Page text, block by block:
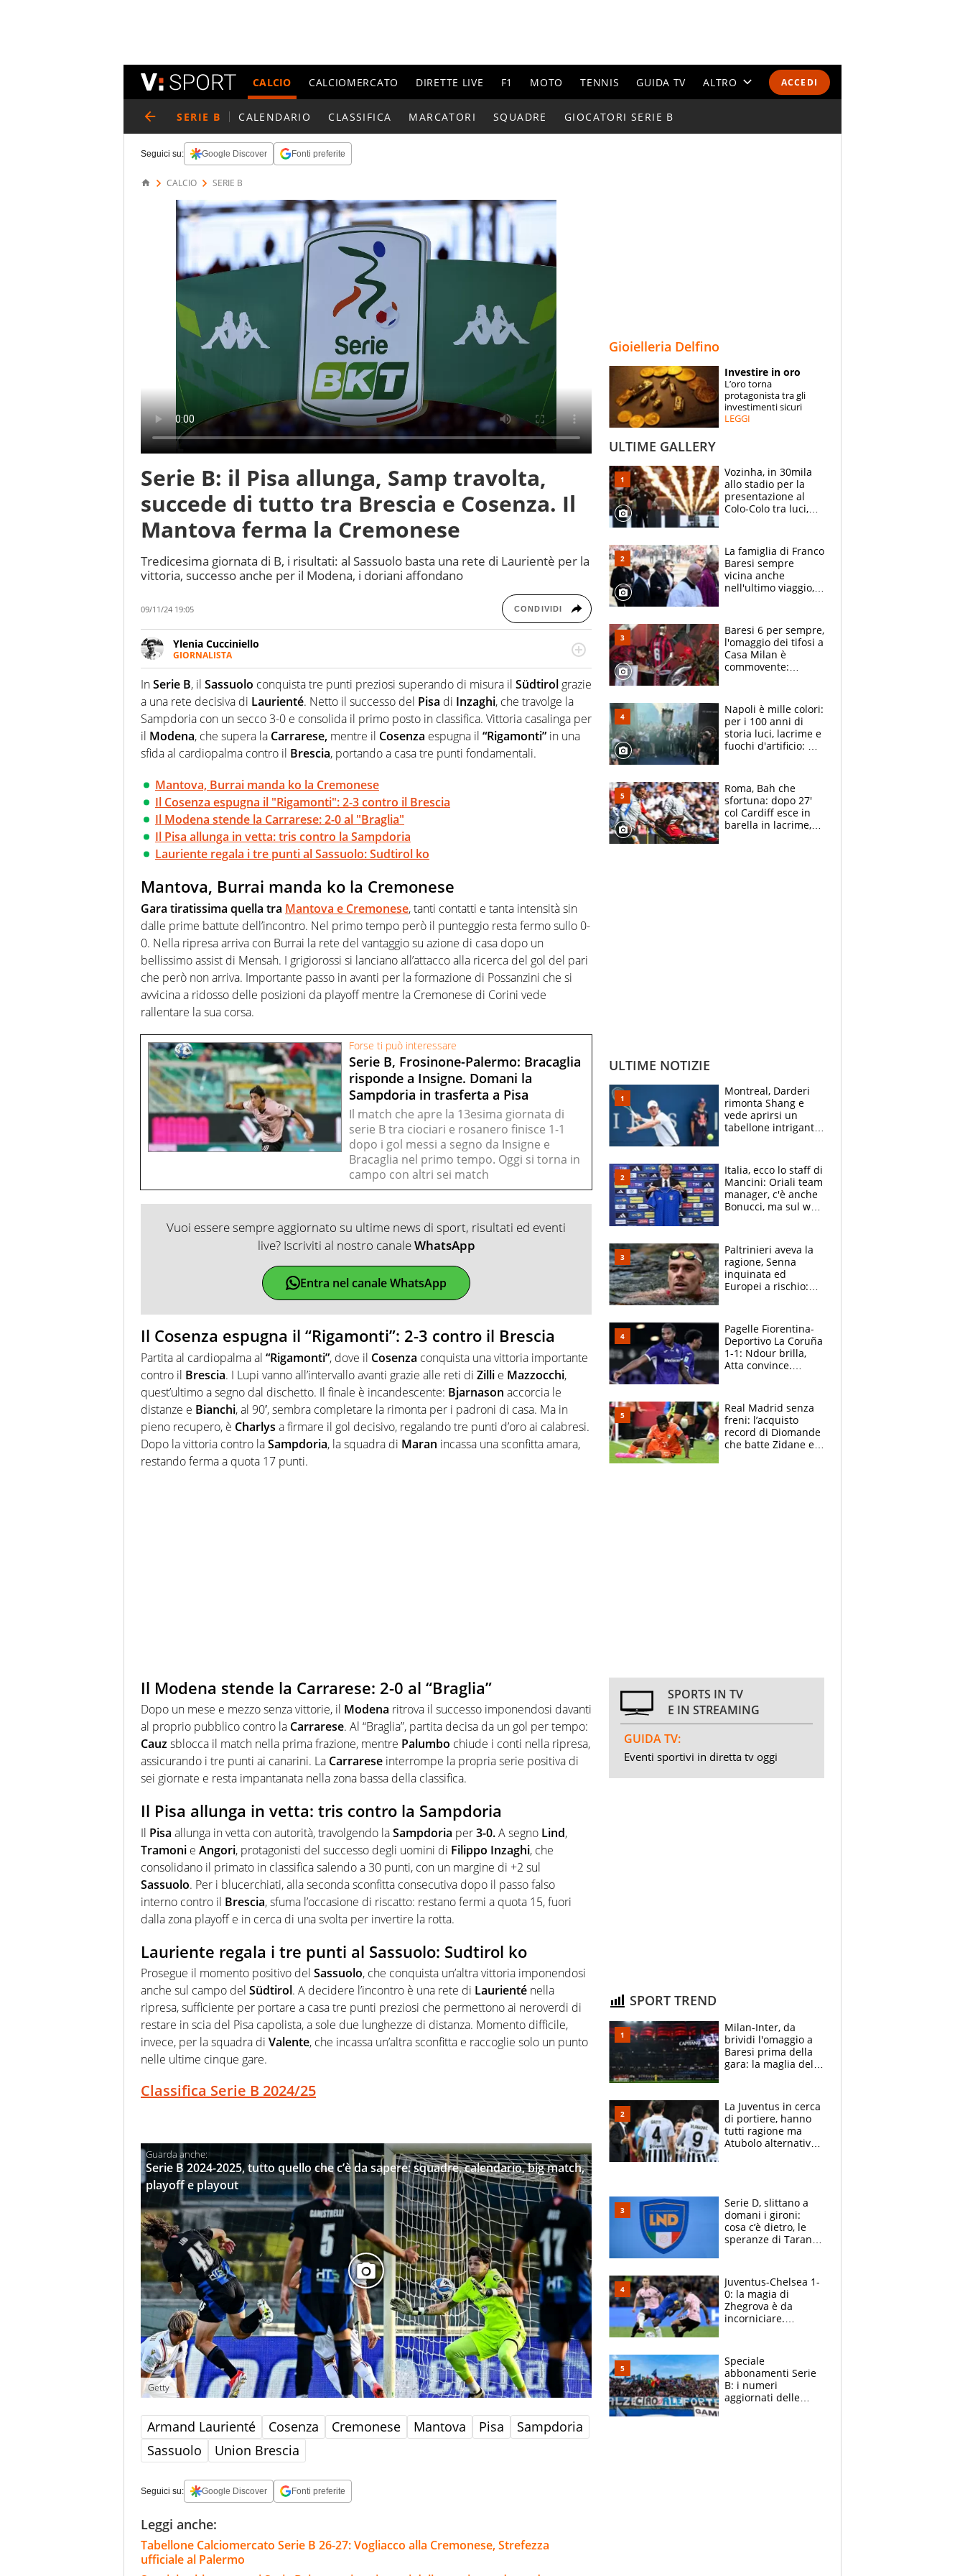
ACCEDI
CALCIO CALCIOMERCATO DIRETTE LIVE F1 MOTO TENNIS GUIDA TV ALTRO
ESPERTI
CONTATTI
SERIE B CALENDARIO CLASSIFICA MARCATORI SQUADRE GIOCATORI SERIE B
Seguici su: Google Discover Fonti preferite
CALCIO SERIE B
Serie B: il Pisa allunga, Samp travolta,
succede di tutto tra Brescia e Cosenza. Il
Mantova ferma la Cremonese
Tredicesima giornata di B, i risultati: al Sassuolo basta una rete di Laurientè per la
vittoria, successo anche per il Modena, i doriani affondano
09/11/24 19:05 CONDIVIDI
Ylenia Cucciniello
GIORNALISTA
Appassionatissima di tutto lo sport: scrive di calcio giocato ma non rinuncia allo
sguardo sull'extra campo, dove spesso si trovano risposte che il rettangolo verde non
riesce a restituire
InSerie B, il Sassuolo conquista tre punti preziosi superando di misura il Südtirol grazie
a una rete decisiva di Laurienté. Netto il successo del Pisa di Inzaghi, che travolge la
Sampdoria con un secco 3-0 e consolida il primo posto in classifica. Vittoria casalinga per
il Modena, che supera la Carrarese, mentre il Cosenza espugna il “Rigamonti” in una
sfida al cardiopalma contro il Brescia, portando a casa tre punti fondamentali.
Mantova, Burrai manda ko la Cremonese
Il Cosenza espugna il "Rigamonti": 2-3 contro il Brescia
Il Modena stende la Carrarese: 2-0 al "Braglia"
Il Pisa allunga in vetta: tris contro la Sampdoria
Lauriente regala i tre punti al Sassuolo: Sudtirol ko
Mantova, Burrai manda ko la Cremonese
Gara tiratissima quella tra Mantova e Cremonese, tanti contatti e tanta intensità sin
dalle prime battute dell’incontro. Nel primo tempo però il punteggio resta fermo sullo 0-
0. Nella ripresa arriva con Burrai la rete del vantaggio su azione di casa dopo un
bellissimo assist di Mensah. I grigiorossi si lanciano all’attacco alla ricerca del gol del pari
che però non arriva. Importante passo in avanti per la formazione di Possanzini che si
avvicina a ridosso delle posizioni da playoff mentre la Cremonese di Corini vede
rallentare la sua corsa.
Forse ti può interessare
Serie B, Frosinone-Palermo: Bracaglia
risponde a Insigne. Domani la
Sampdoria in trasferta a Pisa
Il match che apre la 13esima giornata di
serie B tra ciociari e rosanero finisce 1-1
dopo i gol messi a segno da Insigne e
Bracaglia nel primo tempo. Oggi si torna in
campo con altri sei match
Vuoi essere sempre aggiornato su ultime news di sport, risultati ed eventi
live? Iscriviti al nostro canaleWhatsApp
Entra nel canale WhatsApp
Il Cosenza espugna il “Rigamonti”: 2-3 contro il Brescia
Partita al cardiopalma al “Rigamonti”, dove il Cosenza conquista una vittoria importante
contro il Brescia. I Lupi vanno all’intervallo avanti grazie alle reti di Zilli e Mazzocchi,
quest’ultimo a segno dal dischetto. Il finale è incandescente: Bjarnason accorcia le
distanze e Bianchi, al 90′, sembra completare la rimonta per i padroni di casa. Ma in
pieno recupero, è Charlys a firmare il gol decisivo, regalando tre punti d’oro ai calabresi.
Dopo la vittoria contro laSampdoria, la squadra di Maran incassa una sconfitta amara,
restando ferma a quota 17 punti.
Il Modena stende la Carrarese: 2-0 al “Braglia”
Dopo un mese e mezzo senza vittorie, il Modena ritrova il successo imponendosi davanti
al proprio pubblico contro la Carrarese. Al “Braglia”, partita decisa da un gol per tempo:
Cauzsblocca il match nella prima frazione, mentre Palumbo chiude i conti nella ripresa,
assicurando i tre punti ai canarini. La Carrarese interrompe la propria serie positiva di
sei giornate e resta impantanata nella zona bassa della classifica.
Il Pisa allunga in vetta: tris contro la Sampdoria
Il Pisa allunga in vetta con autorità, travolgendo laSampdoria per3-0.A segno Lind,
Tramoni e Angori, protagonisti del successo degli uomini di Filippo Inzaghi, che
consolidano il primato in classifica salendo a 30 punti, con un margine di +2 sul
Sassuolo. Per i blucerchiati, alla seconda sconfitta consecutiva dopo il passo falso
interno contro il Brescia, sfuma l’occasione di riscatto: restano fermi a quota 15, fuori
dalla zona playoff e in cerca di una svolta per invertire la rotta.
Lauriente regala i tre punti al Sassuolo: Sudtirol ko
Prosegue il momento positivo del Sassuolo, che conquista un’altra vittoria imponendosi
anche sul campo del Südtirol. A decidere l’incontro è una rete di Laurienté nella
ripresa, sufficiente per portare a casa tre punti preziosi che permettono ai neroverdi di
restare in scia del Pisa capolista, a sole due lunghezze di distanza. Momento difficile,
invece, per la squadra di Valente, che incassa un’altra sconfitta e raccoglie solo un punto
nelle ultime cinque gare.
Classifica Serie B 2024/25
Serie B 2024-2025, tutto quello che c’è da sapere: squadre, calendario, big match,
playoff e playout
Getty
Armand Laurienté Cosenza Cremonese Mantova Pisa
Sampdoria
Sassuolo
Union Brescia
Seguici su: Google Discover Fonti preferite
Leggi anche:
Tabellone Calciomercato Serie B 26-27: Vogliacco alla Cremonese, Strefezza
ufficiale al Palermo
Gioielleria Delfino
Investire in oro
L’oro torna
protagonista tra gli
investimenti sicuri
LEGGI
ULTIME GALLERY
Vozinha, in 30mila
allo stadio per la
presentazione al
Colo-Colo tra luci,
La famiglia di Franco
Baresi sempre
vicina anche
nell'ultimo viaggio,
circondati
dall'affetto dei tifosi
Baresi 6 per sempre,
l'omaggio dei tifosi a
Casa Milan è
commovente:
bigliettini
Napoli è mille colori:
per i 100 anni di
storia luci, lacrime e
fuochi d'artificio: De
Roma, Bah che
sfortuna: dopo 27'
col Cardiff esce in
barella in lacrime,
ULTIME NOTIZIE
Montreal, Darderi
rimonta Shang e
vede aprirsi un
tabellone intrigante:
felice del mio livello"
Italia, ecco lo staff di
Mancini: Oriali team
manager, c'è anche
Bonucci, ma sul web
Paltrinieri aveva la
ragione, Senna
inquinata ed
Europei a rischio:
adesso
Pagelle Fiorentina-
Deportivo La Coruña
1-1: Ndour brilla,
Atta convince.
Real Madrid senza
freni: l’acquisto
record di Diomande
che batte Zidane e
SPORTS IN TV
E IN STREAMING
GUIDA TV:
Eventi sportivi in diretta tv oggi
SPORT TREND
Milan-Inter, da
brividi l'omaggio a
Baresi prima della
gara: la maglia del
La Juventus in cerca
di portiere, hanno
tutti ragione ma
Atubolo alternativa
Serie D, slittano a
domani i gironi:
cosa c’è dietro, le
speranze di Taranto
Juventus-Chelsea 1-
0: la magia di
Zhegrova è da
incorniciare.
ancora, la porta
inviolata
Speciale
abbonamenti Serie
B: i numeri
aggiornati delle